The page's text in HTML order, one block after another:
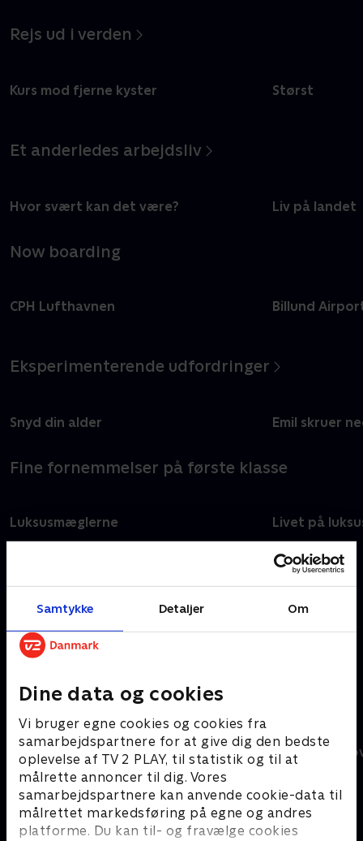
Samtykke Detaljer Om
Dine data og cookies
Vi bruger egne cookies og cookies fra
samarbejdspartnere for at give dig den bedste
oplevelse af TV 2 PLAY, til statistik og til at
målrette annoncer til dig. Vores
samarbejdspartnere kan anvende cookie-data til
målrettet markedsføring på egne og andres
platforme. Du kan til- og fravælge cookies
Rejs ud i verden
Kurs mod fjerne kyster Størst
Et anderledes arbejdsliv
Hvor svært kan det være? Liv på landet
Now boarding
CPH Lufthavnen Billund
Eksperimenterende udfordringer
Snyd din alder Emil skruer
Fine fornemmelser på første klasse
Luksusmæglerne Livet på
Senest tilføjet livsstil
Ny serie
Iskongerne
Ny serie
#
100 kilo senere 50 år med
A